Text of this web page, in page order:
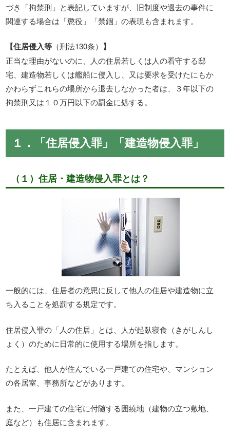
づき「拘禁刑」と表記していますが、旧制度や過去の事件に
関連する場合は「懲役」「禁錮」の表現も含まれます。
【住居侵入等 （刑法130条） 】
正当な理由がないのに、人の住居若しくは人の看守する邸
宅、建造物若しくは艦船に侵入し、又は要求を受けたにもか
かわらずこれらの場所から退去しなかった者は、３年以下の
拘禁刑又は１０万円以下の罰金に処する。
１．「住居侵入罪」「建造物侵入罪」
（１）住居・建造物侵入罪とは？
一般的には、住居者の意思に反して他人の住居や建造物に立
ち入ることを処罰する規定です。
住居侵入罪の「人の住居」とは、人が起臥寝食（きがしんし
ょく）のために日常的に使用する場所を指します。
たとえば、他人が住んでいる一戸建ての住宅や、マンション
の各居室、事務所などがあります。
また、一戸建ての住宅に付随する囲繞地（建物の立つ敷地、
庭など）も住居に含まれます。